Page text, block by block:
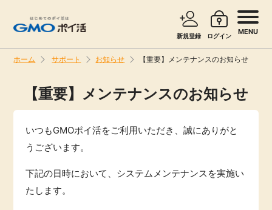
新規登録 ログイン MENU
お知らせ
新着
高還元
ホーム サポート お知らせ 【重要】メンテナンスのお知らせ
サービスで探す ショッピングで探す
旅行・レンタカー
エンタメ
【重要】メンテナンスのお知らせ
いつもGMOポイ活をご利用いただき、誠にありがと
うございます。
下記の日時において、システムメンテナンスを実施い
たします。